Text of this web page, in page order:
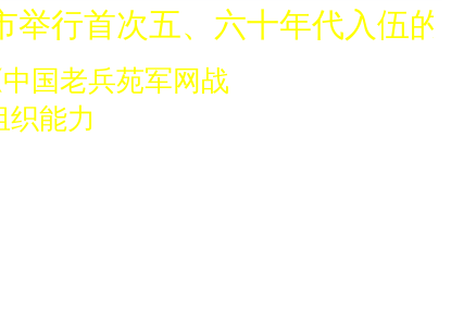
行首次五、六十年代入伍
国老兵苑军网战
能力
网创始人鲁燕联